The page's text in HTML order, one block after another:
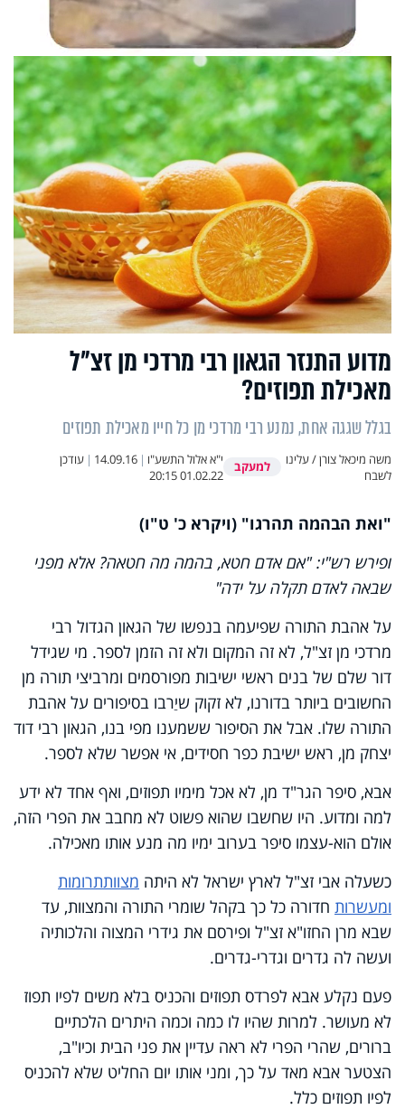
מדוע התנזר הגאון רבי מרדכי מן זצ"ל
מאכילת תפוזים?
בגלל שגגה אחת, נמנע רבי מרדכי מן כל חייו מאכילת תפוזים
משה מיכאל צורן / עלינו
לשבח
למעקב י"א אלול התשע"ו |
14.09.16
| עודכן
01.02.22 20:15
"ואת הבהמה תהרגו" (ויקרא כ' ט"ו)
ופירש רש"י: "אם אדם חטא, בהמה מה חטאה? אלא מפני
שבאה לאדם תקלה על ידה"
על אהבת התורה שפיעמה בנפשו של הגאון הגדול רבי
מרדכי מן זצ"ל, לא זה המקום ולא זה הזמן לספר. מי שגידל
דור שלם של בנים ראשי ישיבות מפורסמים ומרביצי תורה מן
החשובים ביותר בדורנו, לא זקוק שיַרבו בסיפורים על אהבת
התורה שלו. אבל את הסיפור ששמענו מפי בנו, הגאון רבי דוד
יצחק מן, ראש ישיבת כפר חסידים, אי אפשר שלא לספר.
אבא, סיפר הגר"ד מן, לא אכל מימיו תפוזים, ואף אחד לא ידע
למה ומדוע. היו שחשבו שהוא פשוט לא מחבב את הפרי הזה,
אולם הוא-עצמו סיפר בערוב ימיו מה מנע אותו מאכילה.
כשעלה אבי זצ"ל לארץ ישראל לא היתה מצוותתרומות
ומעשרות חדורה כל כך בקהל שומרי התורה והמצוות, עד
שבא מרן החזו"א זצ"ל ופירסם את גידרי המצוה והלכותיה
ועשה לה גדרים וגדרי-גדרים.
פעם נקלע אבא לפרדס תפוזים והכניס בלא משים לפיו תפוז
לא מעושר. למרות שהיו לו כמה וכמה היתרים הלכתיים
ברורים, שהרי הפרי לא ראה עדיין את פני הבית וכיו"ב,
הצטער אבא מאד על כך, ומני אותו יום החליט שלא להכניס
לפיו תפוזים כלל.